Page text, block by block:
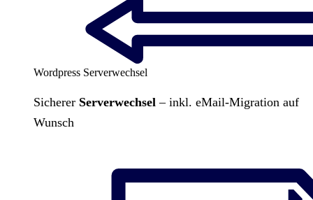
Wordpress Serverwechsel
Sicherer Serverwechsel – inkl. eMail-Migration auf
Wunsch